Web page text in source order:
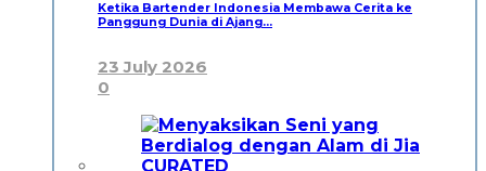
Ketika Bartender Indonesia Membawa Cerita ke
Panggung Dunia di Ajang…
23 July 2026
0